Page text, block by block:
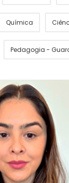
Química
Pedagogia -